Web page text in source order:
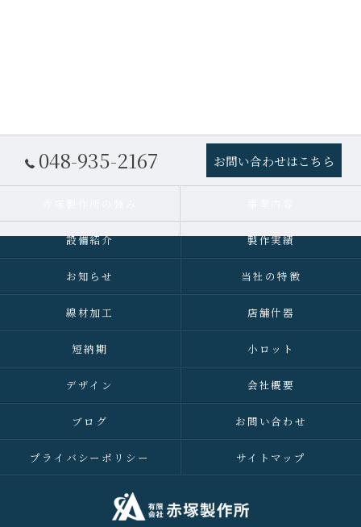
048-935-2167 お問い合わせはこちら
設備紹介 製作実績
お知らせ 当社の特徴
線材加工 店舗什器
短納期 小ロット
デザイン 会社概要
ブログ お問い合わせ
プライバシーポリシー サイトマップ